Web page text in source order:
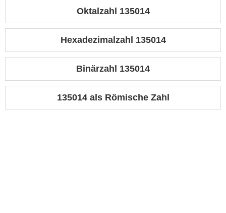
Oktalzahl 135014
Hexadezimalzahl 135014
Binärzahl 135014
135014 als Römische Zahl